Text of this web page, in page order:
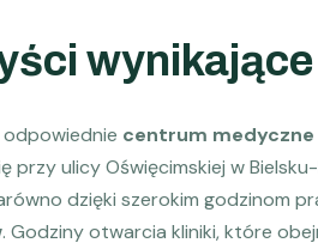
centrum medyczne
przy ulicy Oświęcimskiej w
dzięki szerokim godzinom
. Godziny otwarcia kliniki, które